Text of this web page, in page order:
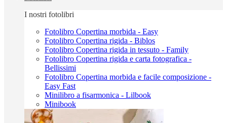
I nostri fotolibri
Fotolibro Copertina morbida - Easy
Fotolibro Copertina rigida - Biblos
Fotolibro Copertina rigida in tessuto - Family
Fotolibro Copertina rigida e carta fotografica -
Bellissimi
Fotolibro Copertina morbida e facile composizione -
Easy Fast
Minilibro a fisarmonica - Lilbook
Minibook